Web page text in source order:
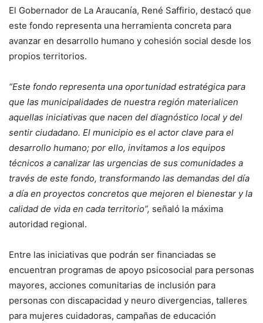
El Gobernador de La Araucanía, René Saffirio, destacó que
este fondo representa una herramienta concreta para
avanzar en desarrollo humano y cohesión social desde los
propios territorios.
“Este fondo representa una oportunidad estratégica para
que las municipalidades de nuestra región materialicen
aquellas iniciativas que nacen del diagnóstico local y del
sentir ciudadano. El municipio es el actor clave para el
desarrollo humano; por ello, invitamos a los equipos
técnicos a canalizar las urgencias de sus comunidades a
través de este fondo, transformando las demandas del día
a día en proyectos concretos que mejoren el bienestar y la
calidad de vida en cada territorio”, señaló la máxima
autoridad regional.
Entre las iniciativas que podrán ser financiadas se
encuentran programas de apoyo psicosocial para personas
mayores, acciones comunitarias de inclusión para
personas con discapacidad y neuro divergencias, talleres
para mujeres cuidadoras, campañas de educación